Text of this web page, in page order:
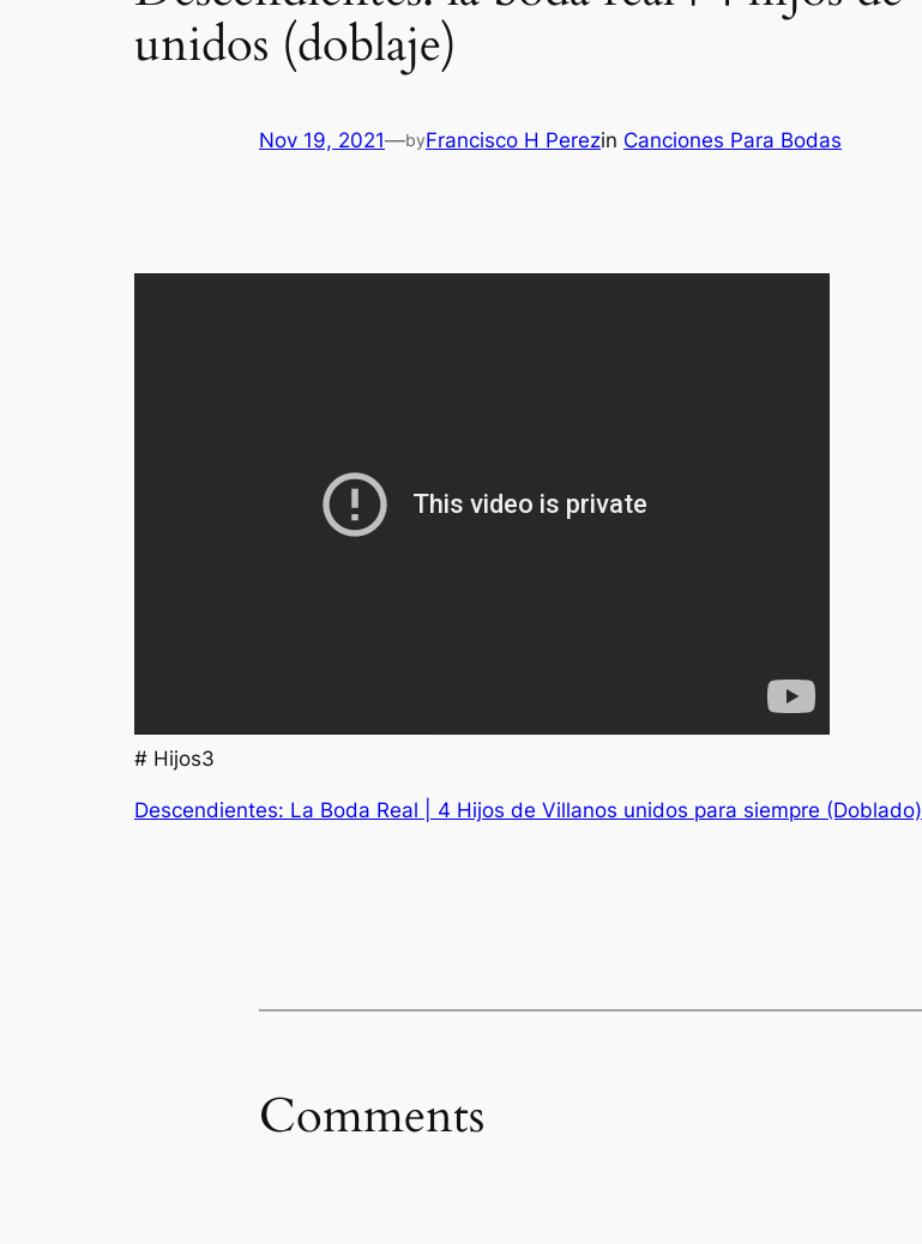
unidos (doblaje)
Nov 19, 2021—byFrancisco H Perezin Canciones Para Bodas
# Hijos3
Descendientes: La Boda Real | 4 Hijos de Villanos unidos para siempre (Doblado)
Comments